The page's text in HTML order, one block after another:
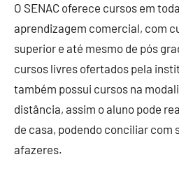
O SENAC oferece cursos em
aprendizagem comercial, com
superior e até mesmo de pós
cursos livres ofertados pela
também possui cursos na
distância, assim o aluno pode
de casa, podendo conciliar com
afazeres.